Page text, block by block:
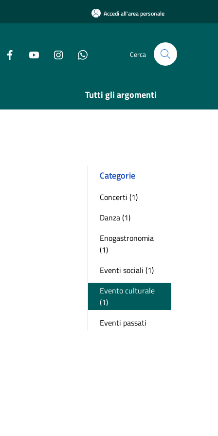
Accedi all'area personale
Cerca
Tutti gli argomenti
Categorie
Concerti (1)
Danza (1)
Enogastronomia
(1)
Eventi sociali (1)
Evento culturale
(1)
Eventi passati